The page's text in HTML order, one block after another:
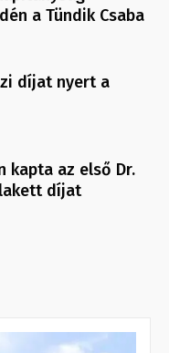
a Tündik Csaba
díjat nyert a
kapta az első Dr.
díjat